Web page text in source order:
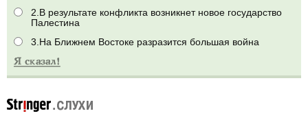
2.В результате конфликта возникнет новое государство
Палестина
3.На Ближнем Востоке разразится большая война